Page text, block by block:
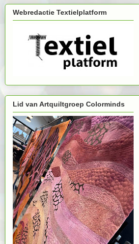
Webredactie Textielplatform
Lid van Artquiltgroep Colorminds